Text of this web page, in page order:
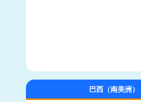
Vice
商业内幕(Business Insider)
巴西（南美洲）